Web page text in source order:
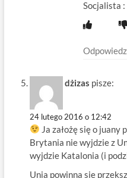
Socjalista :
Odpowiedz
dżizas pisze:
24 lutego 2016 o 12:42
Ja założę się o
Brytania nie wyjdzie z
wyjdzie Katalonia (i
Unia powinna się